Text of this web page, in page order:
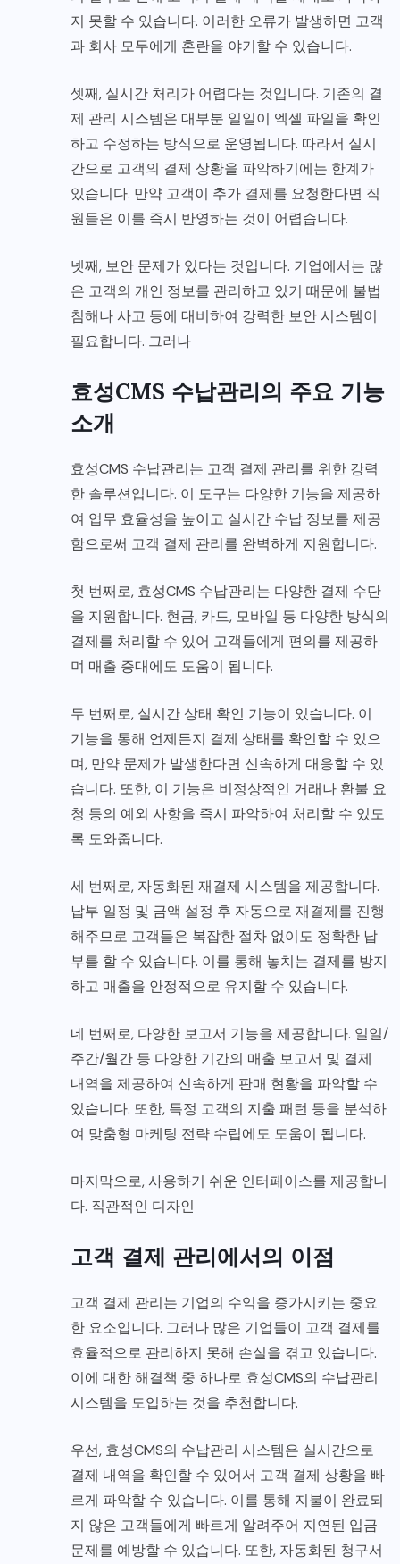
지 못할 수 있습니다. 이러한 오류가 발생하면 고객
과 회사 모두에게 혼란을 야기할 수 있습니다.
셋째, 실시간 처리가 어렵다는 것입니다. 기존의 결
제 관리 시스템은 대부분 일일이 엑셀 파일을 확인
하고 수정하는 방식으로 운영됩니다. 따라서 실시
간으로 고객의 결제 상황을 파악하기에는 한계가
있습니다. 만약 고객이 추가 결제를 요청한다면 직
원들은 이를 즉시 반영하는 것이 어렵습니다.
넷째, 보안 문제가 있다는 것입니다. 기업에서는 많
은 고객의 개인 정보를 관리하고 있기 때문에 불법
침해나 사고 등에 대비하여 강력한 보안 시스템이
필요합니다. 그러나
효성CMS 수납관리의 주요 기능
소개
효성CMS 수납관리는 고객 결제 관리를 위한 강력
한 솔루션입니다. 이 도구는 다양한 기능을 제공하
여 업무 효율성을 높이고 실시간 수납 정보를 제공
함으로써 고객 결제 관리를 완벽하게 지원합니다.
첫 번째로, 효성CMS 수납관리는 다양한 결제 수단
을 지원합니다. 현금, 카드, 모바일 등 다양한 방식의
결제를 처리할 수 있어 고객들에게 편의를 제공하
며 매출 증대에도 도움이 됩니다.
두 번째로, 실시간 상태 확인 기능이 있습니다. 이
기능을 통해 언제든지 결제 상태를 확인할 수 있으
며, 만약 문제가 발생한다면 신속하게 대응할 수 있
습니다. 또한, 이 기능은 비정상적인 거래나 환불 요
청 등의 예외 사항을 즉시 파악하여 처리할 수 있도
록 도와줍니다.
세 번째로, 자동화된 재결제 시스템을 제공합니다.
납부 일정 및 금액 설정 후 자동으로 재결제를 진행
해주므로 고객들은 복잡한 절차 없이도 정확한 납
부를 할 수 있습니다. 이를 통해 놓치는 결제를 방지
하고 매출을 안정적으로 유지할 수 있습니다.
네 번째로, 다양한 보고서 기능을 제공합니다. 일일/
주간/월간 등 다양한 기간의 매출 보고서 및 결제
내역을 제공하여 신속하게 판매 현황을 파악할 수
있습니다. 또한, 특정 고객의 지출 패턴 등을 분석하
여 맞춤형 마케팅 전략 수립에도 도움이 됩니다.
마지막으로, 사용하기 쉬운 인터페이스를 제공합니
다. 직관적인 디자인
고객 결제 관리에서의 이점
고객 결제 관리는 기업의 수익을 증가시키는 중요
한 요소입니다. 그러나 많은 기업들이 고객 결제를
효율적으로 관리하지 못해 손실을 겪고 있습니다.
이에 대한 해결책 중 하나로 효성CMS의 수납관리
시스템을 도입하는 것을 추천합니다.
우선, 효성CMS의 수납관리 시스템은 실시간으로
결제 내역을 확인할 수 있어서 고객 결제 상황을 빠
르게 파악할 수 있습니다. 이를 통해 지불이 완료되
지 않은 고객들에게 빠르게 알려주어 지연된 입금
문제를 예방할 수 있습니다. 또한, 자동화된 청구서